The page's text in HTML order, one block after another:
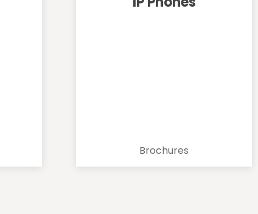
Brochures